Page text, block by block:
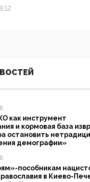
как инструмент
и кормовая база
остановить
демографии»
пособникам
в Киево-